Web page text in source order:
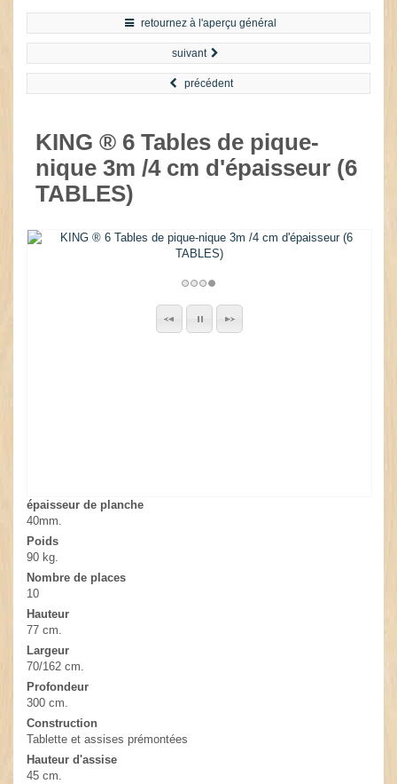
retournez à l'aperçu général
suivant
précédent
KING ® 6 Tables de pique-
nique 3m /4 cm d'épaisseur (6
TABLES)
épaisseur de planche
40mm.
Poids
90 kg.
Nombre de places
10
Hauteur
77 cm.
Largeur
70/162 cm.
Profondeur
300 cm.
Construction
Tablette et assises prémontées
Hauteur d'assise
45 cm.